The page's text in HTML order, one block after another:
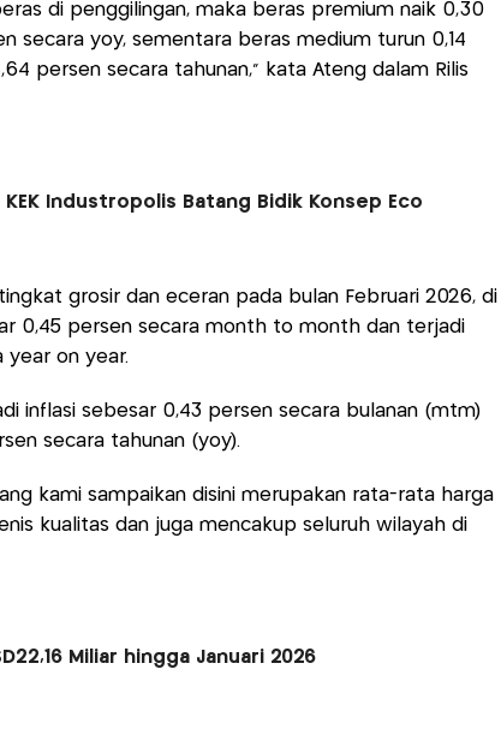
di penggilingan, maka beras premium naik 0,30
secara yoy, sementara beras medium turun 0,14
persen secara tahunan," kata Ateng dalam Rilis
Industropolis Batang Bidik Konsep Eco
grosir dan eceran pada bulan Februari 2026, di
0,45 persen secara month to month dan terjadi
year on year.
inflasi sebesar 0,43 persen secara bulanan (mtm)
secara tahunan (yoy).
kami sampaikan disini merupakan rata-rata harga
kualitas dan juga mencakup seluruh wilayah di
Miliar hingga Januari 2026